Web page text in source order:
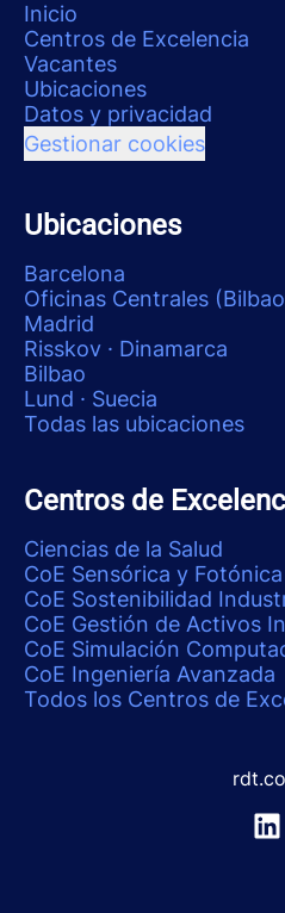
Inicio
Centros de Excelencia
Vacantes
Ubicaciones
Datos y privacidad
Gestionar cookies
Ubicaciones
Barcelona
Oficinas Centrales
Madrid
Risskov · Dinamarca
Bilbao
Lund · Suecia
Todas las ubicaciones
Centros de
Ciencias de la Salud
CoE Sensórica y Fotónica
CoE Sostenibilidad
CoE Gestión de Activos
CoE Simulación
CoE Ingeniería Avanzada
Todos los Centros de